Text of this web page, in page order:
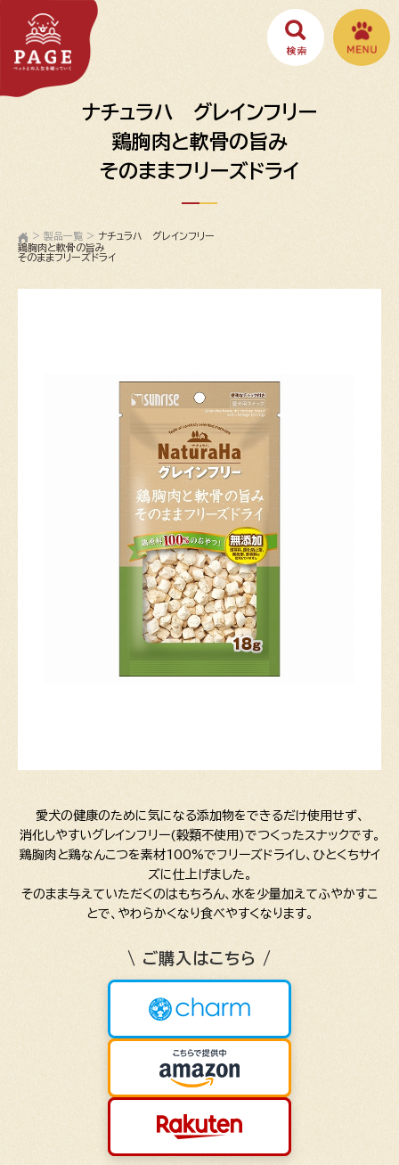
ナチュラハ グレインフリー
鶏胸肉と軟骨の旨み
そのままフリーズドライ
> 製品一覧 > ナチュラハ グレインフリー
鶏胸肉と軟骨の旨み
そのままフリーズドライ
愛犬の健康のために気になる添加物をできるだけ使用せず、
消化しやすいグレインフリー(穀類不使用)でつくったスナックです。
鶏胸肉と鶏なんこつを素材100%でフリーズドライし、ひとくちサイ
ズに仕上げました。
そのまま与えていただくのはもちろん、水を少量加えてふやかすこ
とで、やわらかくなり食べやすくなります。
\ ご購入はこちら /